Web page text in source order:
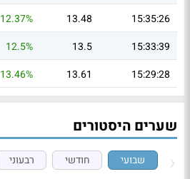
15:35:26
13.48
12.37%
15:33:39
13.5
12.5%
15:29:28
13.61
13.46%
שערים היסטורים
שבועי חודשי רבעוני